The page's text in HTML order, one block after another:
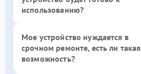
использованию?
Мое устройство нуждается в
срочном ремонте, есть ли такая
возможность?